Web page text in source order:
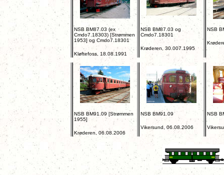
NSB BM87.03 (ex
Cmdo7.18303) [Strømmen
1953] og Cmdo7.18301
Kløftefoss, 18.08.1991
NSB BM87.03 og
Cmdo7.18301
Krøderen, 30.007.1995
NSB
NSB BM91.09 [Strømmen
1955]
Krøderen, 06.08.2006
NSB BM91.09
Vikersund, 06.08.2006
NSB